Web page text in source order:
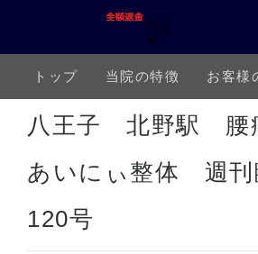
トップ 当院の特徴 お客様
ホーム アクシスメソッド ゴルフ上達 八王子 北
八王子 北野駅 腰
あいにぃ整体 週刊
120号